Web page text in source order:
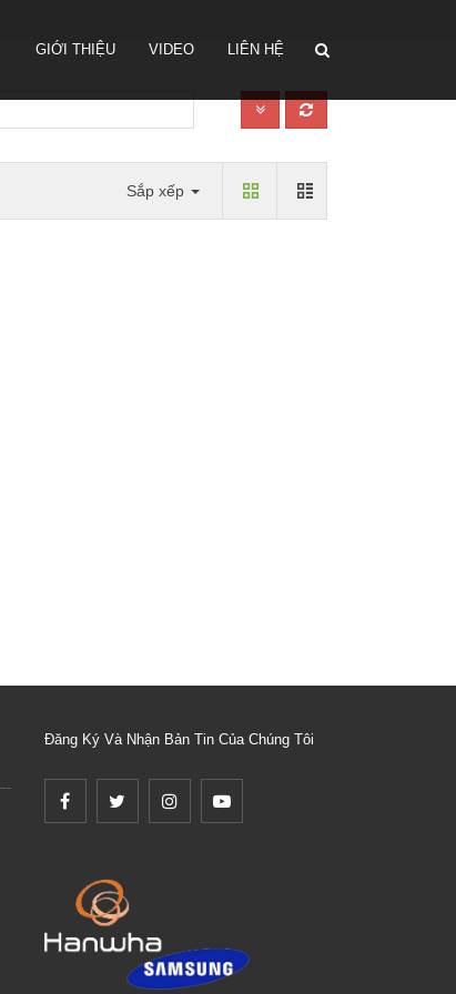
GIỚI THIỆU VIDEO LIÊN HỆ
Sắp xếp
Đăng Ký Và Nhận Bản Tin Của Chúng Tôi